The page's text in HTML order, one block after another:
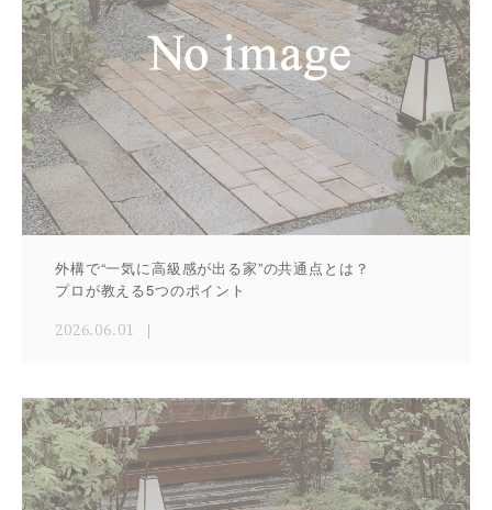
外構で“一気に高級感が出る家”の共通点とは？
プロが教える5つのポイント
2026.06.01